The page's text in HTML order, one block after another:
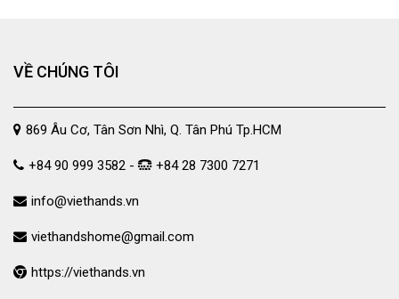
VỀ CHÚNG TÔI
869 Âu Cơ, Tân Sơn Nhì, Q. Tân Phú Tp.HCM
+84 90 999 3582 - +84 28 7300 7271
info@viethands.vn
viethandshome@gmail.com
https://viethands.vn